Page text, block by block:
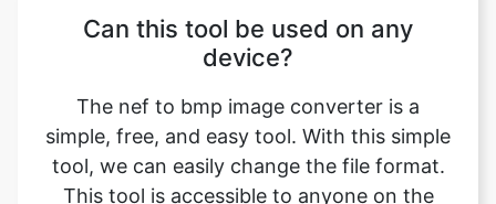
simple, free, and easy tool. With this simple
tool, we can easily change the file format.
This tool is accessible to anyone on the
internet and may be used on any device.
Our main aim is to make our users' lives
easier. Converting image from nef to bmp